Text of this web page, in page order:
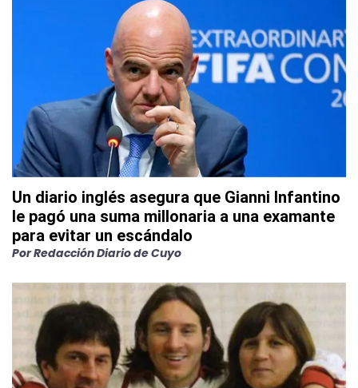
Un diario inglés asegura que Gianni Infantino
le pagó una suma millonaria a una examante
para evitar un escándalo
PorRedacción Diario de Cuyo